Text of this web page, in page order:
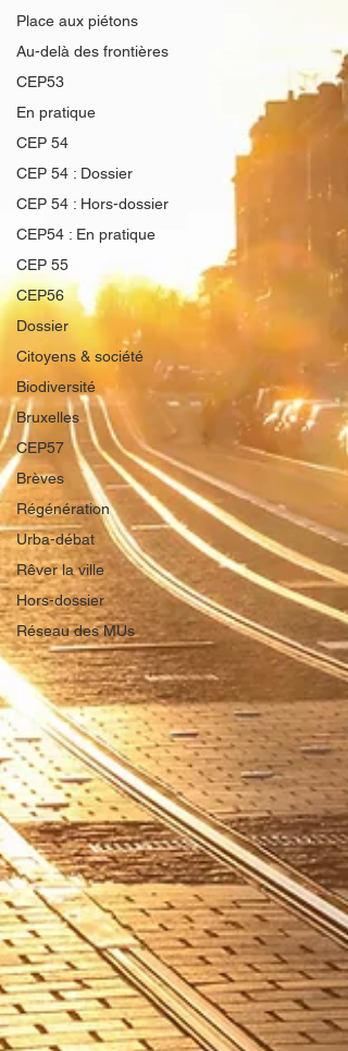
Place aux piétons
Au-delà des frontières
CEP53
En pratique
CEP 54
CEP 54 : Dossier
CEP 54 : Hors-dossier
CEP54 : En pratique
CEP 55
CEP56
Dossier
Citoyens & société
Biodiversité
Bruxelles
CEP57
Brèves
Régénération
Urba-débat
Rêver la ville
Hors-dossier
Réseau des MUs